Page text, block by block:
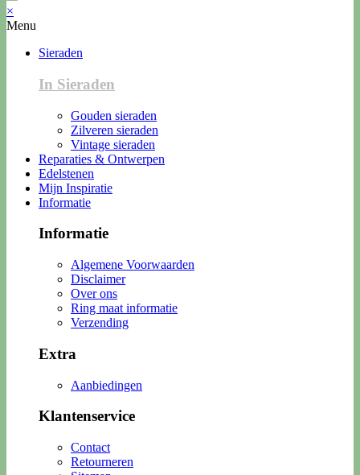
×
Menu
Sieraden
In Sieraden
Gouden sieraden
Zilveren sieraden
Vintage sieraden
Reparaties & Ontwerpen
Edelstenen
Mijn Inspiratie
Informatie
Informatie
Algemene Voorwaarden
Disclaimer
Over ons
Ring maat informatie
Verzending
Extra
Aanbiedingen
Klantenservice
Contact
Retourneren